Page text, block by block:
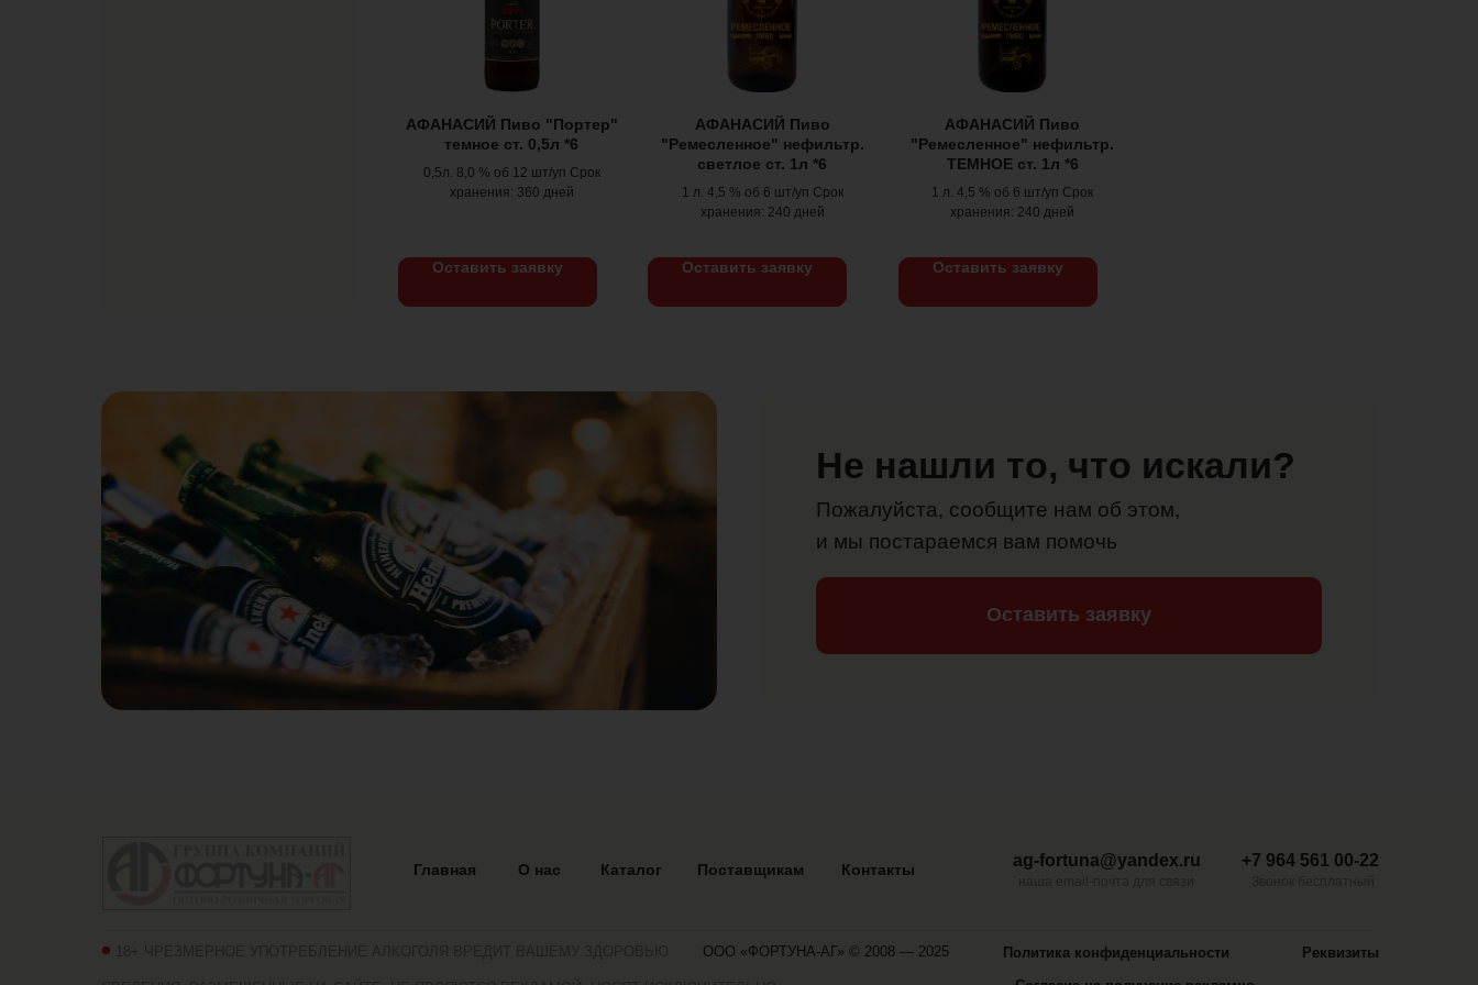
АФАНАСИЙ Пиво "Портер"
темное ст. 0,5л *6
0,5л. 8,0 % об 12 шт/уп Срок
хранения: 360 дней
Оставить заявку
АФАНАСИЙ Пиво
"Ремесленное" нефильтр.
светлое ст. 1л *6
1 л. 4,5 % об 6 шт/уп Срок
хранения: 240 дней
Оставить заявку
АФАНАСИЙ Пиво
"Ремесленное" нефильтр.
ТЕМНОЕ ст. 1л *6
1 л. 4,5 % об 6 шт/уп Срок
хранения: 240 дней
Оставить заявку
Не нашли то, что искали?
Пожалуйста, сообщите нам об этом,
и мы постараемся вам помочь
Оставить заявку
О нас Каталог Поставщикам Контакты +7 964 561 00-22
Главная
Политика конфиденциальности
Реквизиты
ООО «ФОРТУНА-АГ» © 2008 — 2025
ag-fortuna@yandex.ru